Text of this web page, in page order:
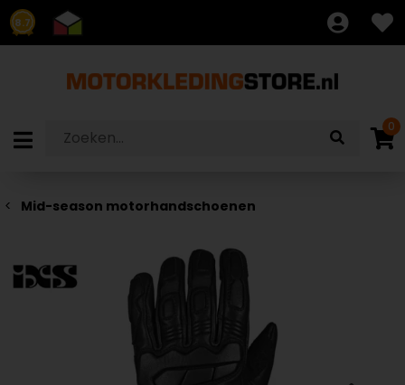
8.7
0
Mid-season motorhandschoenen